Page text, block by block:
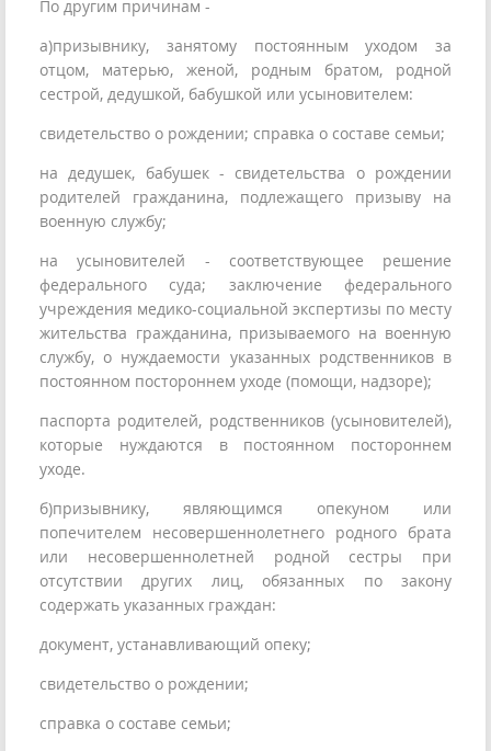
По другим причинам -
а)призывнику, занятому постоянным уходом за
отцом, матерью, женой, родным братом, родной
сестрой, дедушкой, бабушкой или усыновителем:
свидетельство о рождении; справка о составе семьи;
на дедушек, бабушек - свидетельства о рождении
родителей гражданина, подлежащего призыву на
военную службу;
на усыновителей - соответствующее решение
федерального суда; заключение федерального
учреждения медико-социальной экспертизы по месту
жительства гражданина, призываемого на военную
службу, о нуждаемости указанных родственников в
постоянном постороннем уходе (помощи, надзоре);
паспорта родителей, родственников (усыновителей),
которые нуждаются в постоянном постороннем
уходе.
б)призывнику, являющимся опекуном или
попечителем несовершеннолетнего родного брата
или несовершеннолетней родной сестры при
отсутствии других лиц, обязанных по закону
содержать указанных граждан:
документ, устанавливающий опеку;
свидетельство о рождении;
справка о составе семьи;